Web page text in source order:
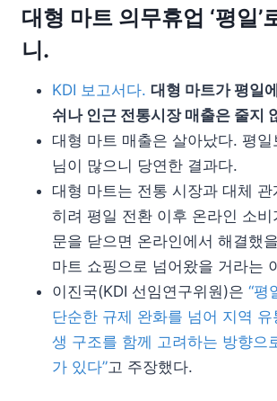
대형 마트 의무휴업 ‘평일’
니.
KDI 보고서다. 대형 마트가 평일
쉬나 인근 전통시장 매출은 줄지
대형 마트 매출은 살아났다. 평
님이 많으니 당연한 결과다.
대형 마트는 전통 시장과 대체 관
히려 평일 전환 이후 온라인 소비
문을 닫으면 온라인에서 해결했
마트 쇼핑으로 넘어왔을 거라는
이진국(KDI 선임연구위원)은 “평
단순한 규제 완화를 넘어 지역
생 구조를 함께 고려하는 방향으
가 있다”고 주장했다.